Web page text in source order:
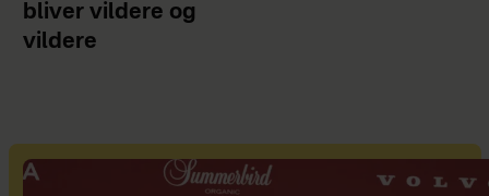
bliver vildere og
vildere